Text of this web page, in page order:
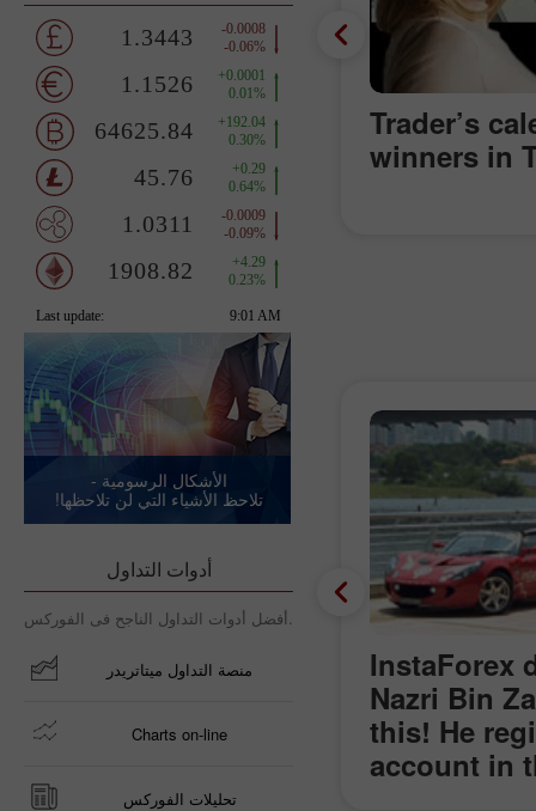
March 18: Is USD
afloat?
Trader’s
winners in
March 28: Any
InstaForex
Nazri Bin
this! He
account in
الأشكال الرسومية -
تلاحظ الأشياء التي لن تلاحظها!
أدوات التداول
أفضل أدوات التداول الناجح فى الفوركس.
منصة التداول ميتاتريدر
Charts on-line
تحليلات الفوركس